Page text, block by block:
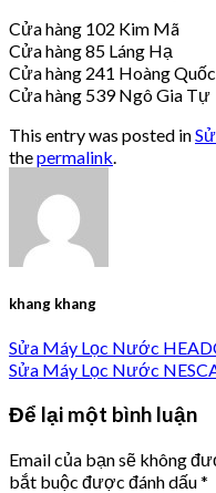
Cửa hàng 102 Kim Mã
Cửa hàng 85 Láng Hạ
Cửa hàng 241 Hoàng
Cửa hàng 539 Ngô Gia Tự
This entry was posted in
thepermalink
khang khang
Sửa Máy Lọc Nước
Sửa Máy Lọc Nước
Để lại một bình luận
Email của bạn sẽ không
bắt buộc được đánh dấu*